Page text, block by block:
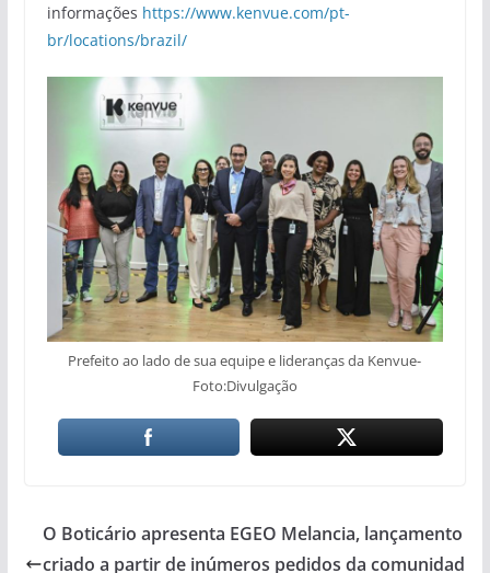
informações https://www.kenvue.com/pt-
br/locations/brazil/
Prefeito ao lado de sua equipe e lideranças da Kenvue-
Foto:Divulgação
O Boticário apresenta EGEO Melancia, lançamento
criado a partir de inúmeros pedidos da comunidad